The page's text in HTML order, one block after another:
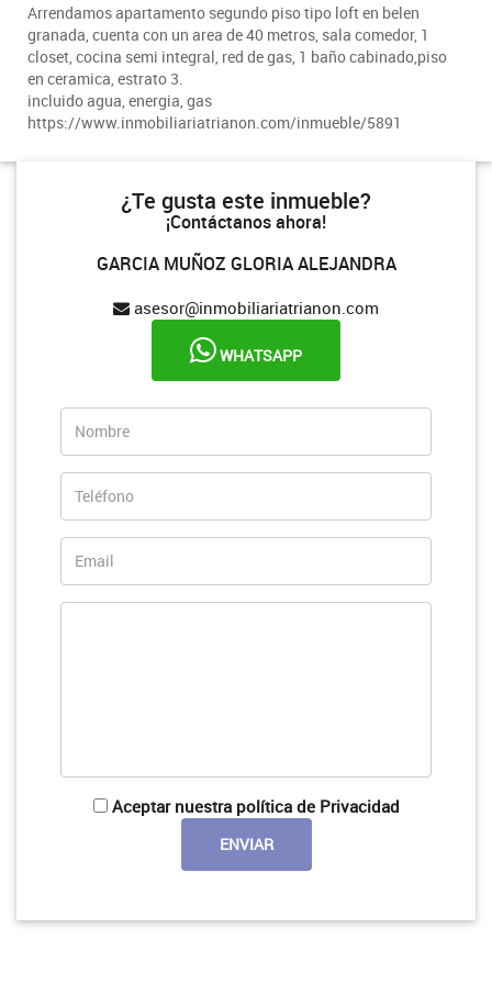
Arrendamos apartamento segundo piso tipo loft en belen
granada, cuenta con un area de 40 metros, sala comedor, 1
closet, cocina semi integral, red de gas, 1 baño cabinado,piso
en ceramica, estrato 3.
incluido agua, energia, gas
https://www.inmobiliariatrianon.com/inmueble/5891
¿Te gusta este inmueble?
¡Contáctanos ahora!
GARCIA MUÑOZ GLORIA ALEJANDRA
asesor@inmobiliariatrianon.com
WHATSAPP
Aceptar nuestra política de Privacidad